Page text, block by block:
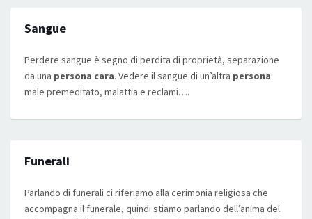
Sangue
Perdere sangue è segno di perdita di proprietà, separazione
da una persona cara. Vedere il sangue di un’altra persona:
male premeditato, malattia e reclami….
Funerali
Parlando di funerali ci riferiamo alla cerimonia religiosa che
accompagna il funerale, quindi stiamo parlando dell’anima del